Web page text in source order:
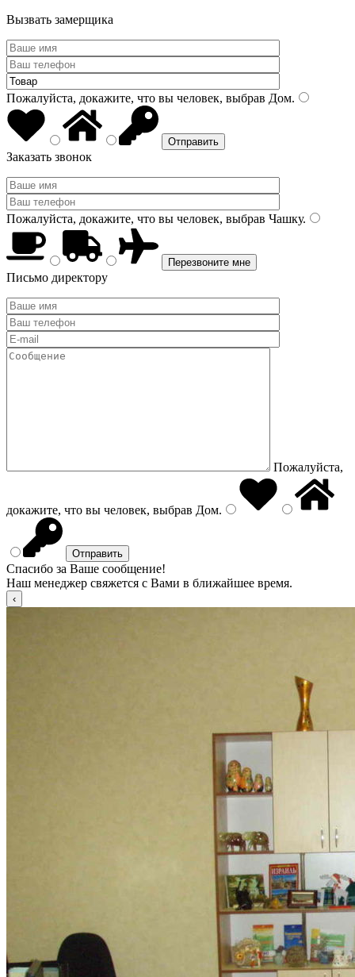
Вызвать замерщика
Пожалуйста, докажите, что вы человек, выбрав Дом.
Заказать звонок
Пожалуйста, докажите, что вы человек, выбрав Чашку.
Письмо директору
Пожалуйста,
докажите, что вы человек, выбрав Дом.
Спасибо за Ваше сообщение!
Наш менеджер свяжется с Вами в ближайшее время.